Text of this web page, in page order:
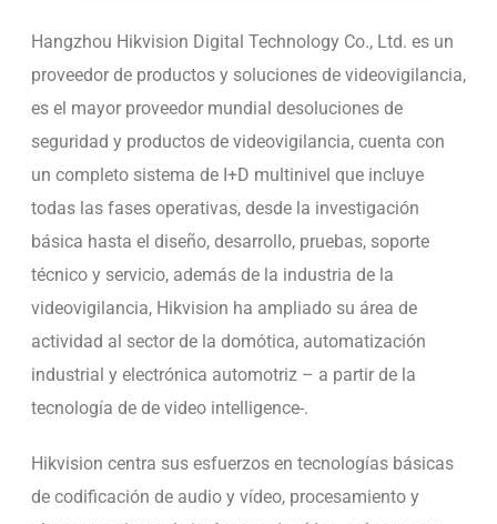
Hangzhou Hikvision Digital Technology Co., Ltd. es un
proveedor de productos y soluciones de videovigilancia,
es el mayor proveedor mundial desoluciones de
seguridad y productos de videovigilancia, cuenta con
un completo sistema de I+D multinivel que incluye
todas las fases operativas, desde la investigación
básica hasta el diseño, desarrollo, pruebas, soporte
técnico y servicio, además de la industria de la
videovigilancia, Hikvision ha ampliado su área de
actividad al sector de la domótica, automatización
industrial y electrónica automotriz – a partir de la
tecnología de de video intelligence-.
Hikvision centra sus esfuerzos en tecnologías básicas
de codificación de audio y vídeo, procesamiento y